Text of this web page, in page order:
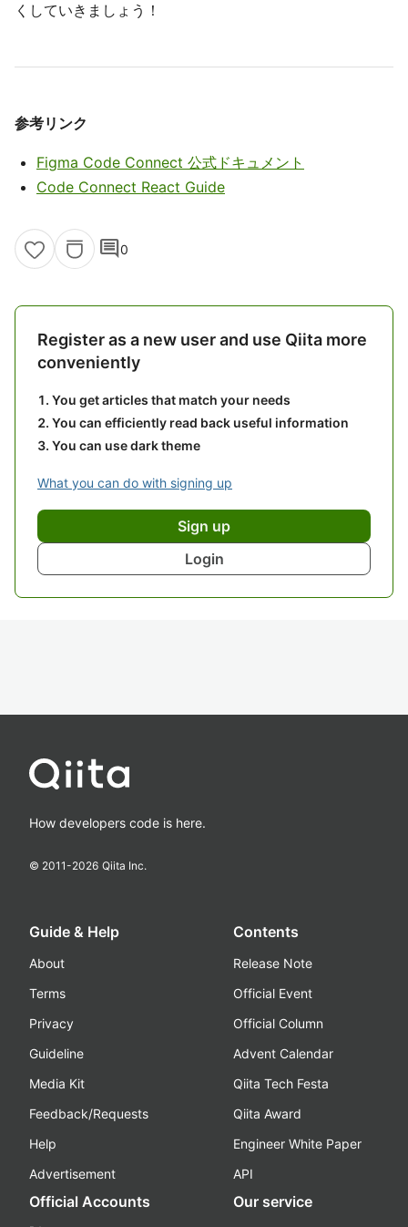
くしていきましょう！
参考リンク
Figma Code Connect 公式ドキュメント
Code Connect React Guide
comment0
Register as a new user and use Qiita more
conveniently
You get articles that match your needs
You can efficiently read back useful information
You can use dark theme
What you can do with signing up
Sign up
Login
How developers code is here.
© 2011-2026 Qiita Inc.
Guide & Help
About
Terms
Privacy
Guideline
Media Kit
Feedback/Requests
Help
Advertisement
Contents
Release Note
Official Event
Official Column
Advent Calendar
Qiita Tech Festa
Qiita Award
Engineer White Paper
API
Official Accounts Our service